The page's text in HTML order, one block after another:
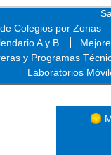
Colegios por Zonas
A y B
y Programas
Laboratorios